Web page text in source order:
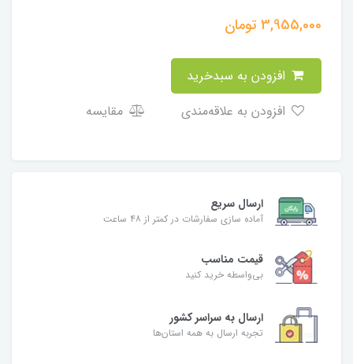
3,955,000تومان
مقایسه
ارسال سریع
آماده سازی سفارشات در کمتر از ۴۸ ساعت
قیمت مناسب
بی‌واسطه خرید کنید
ارسال به سراسر کشور
تجربه ارسال به همه استان‌ها